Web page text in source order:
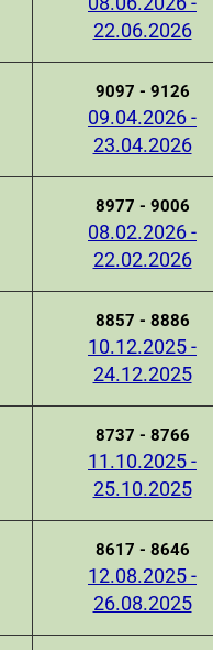
22.06.2026
9097 - 9126
09.04.2026 -
23.04.2026
8977 - 9006
08.02.2026 -
22.02.2026
8857 - 8886
10.12.2025 -
24.12.2025
8737 - 8766
11.10.2025 -
25.10.2025
8617 - 8646
12.08.2025 -
26.08.2025